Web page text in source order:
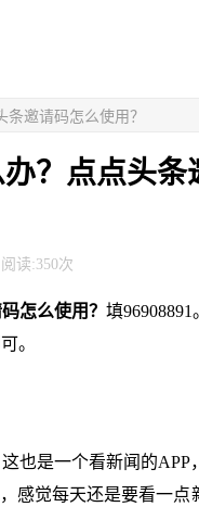
邀请码怎么使用？
？点点头条
读:350次
怎么使用？填
。
也是一个看新闻的
感觉每天还是要看一点